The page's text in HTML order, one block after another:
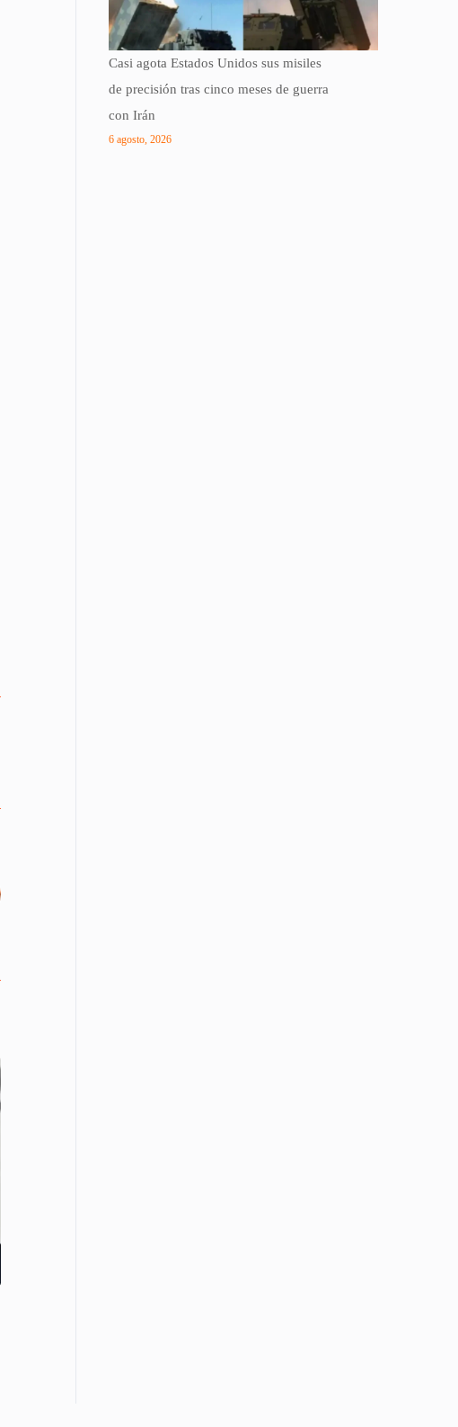
Casi agota Estados Unidos sus misiles
de precisión tras cinco meses de guerra
con Irán
6 agosto, 2026